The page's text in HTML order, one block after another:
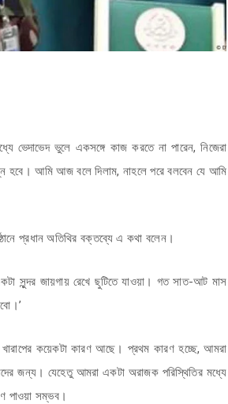
ভেদাভেদ ভুলে একসঙ্গে কাজ করতে না পারেন, নিজেরা
হবে। আমি আজ বলে দিলাম, নাহলে পরে বলবেন যে আমি
প্রধান অতিথির বক্তব্যে এ কথা বলেন।
সুন্দর জায়গায় রেখে ছুটিতে যাওয়া। গত সাত-আট মাস
খারাপের কয়েকটা কারণ আছে। প্রথম কারণ হচ্ছে, আমরা
জন্য। যেহেতু আমরা একটা অরাজক পরিস্থিতির মধ্যে
পাওয়া সম্ভব।